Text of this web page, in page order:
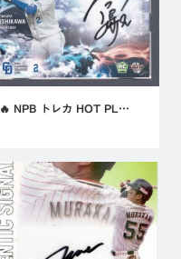
🔥 NPB トレカ HOT PL…